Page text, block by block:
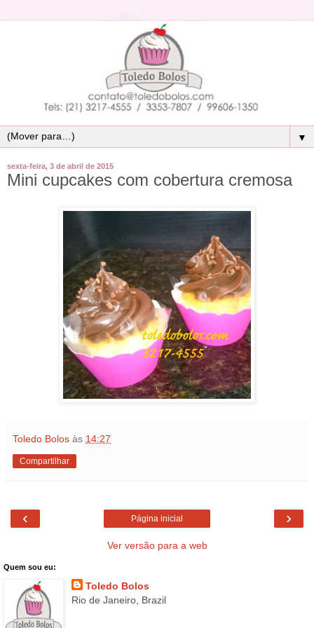
▼
sexta-feira, 3 de abril de 2015
Mini cupcakes com cobertura cremosa
Toledo Bolos às 14:27
Compartilhar
‹ ›
Página inicial
Ver versão para a web
Quem sou eu:
Toledo Bolos
Rio de Janeiro, Brazil